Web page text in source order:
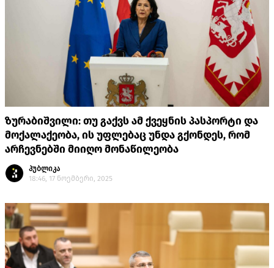
ზურაბიშვილი: თუ გაქვს ამ ქვეყნის პასპორტი და
მოქალაქეობა, ის უფლებაც უნდა გქონდეს, რომ
არჩევნებში მიიღო მონაწილეობა
პუბლიკა
18:46, 17 ნოემბერი, 2025